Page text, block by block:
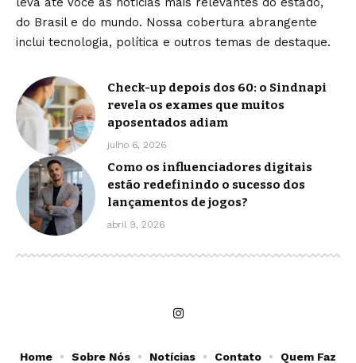
do Brasil e do mundo. Nossa cobertura abrangente
inclui tecnologia, política e outros temas de destaque.
Check-up depois dos 60: o Sindnapi
revela os exames que muitos
aposentados adiam
julho 6, 2026
Como os influenciadores digitais
estão redefinindo o sucesso dos
lançamentos de jogos?
abril 9, 2026
Home Sobre Nós Notícias Contato Quem Faz